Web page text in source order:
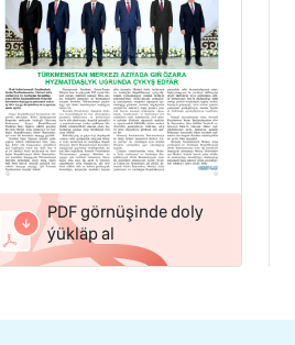
PDF görnüşinde doly
ýükläp al